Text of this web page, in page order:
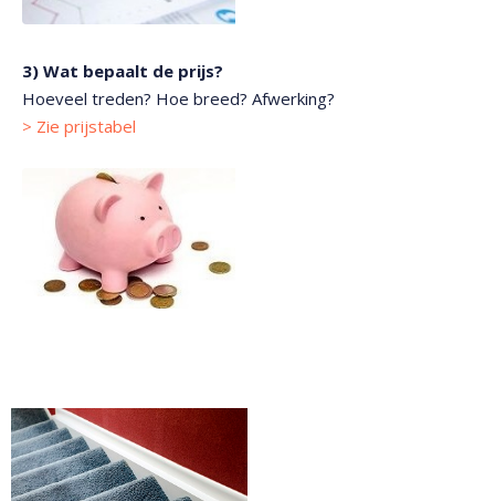
3) Wat bepaalt de prijs?
Hoeveel treden? Hoe breed? Afwerking?
> Zie prijstabel